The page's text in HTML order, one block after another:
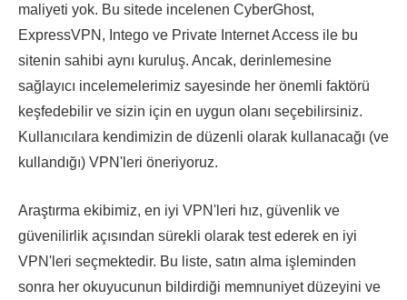
maliyeti yok. Bu sitede incelenen CyberGhost,
ExpressVPN, Intego ve Private Internet Access ile bu
sitenin sahibi aynı kuruluş. Ancak, derinlemesine
sağlayıcı incelemelerimiz sayesinde her önemli faktörü
keşfedebilir ve sizin için en uygun olanı seçebilirsiniz.
Kullanıcılara kendimizin de düzenli olarak kullanacağı (ve
kullandığı) VPN'leri öneriyoruz.
Araştırma ekibimiz, en iyi VPN'leri hız, güvenlik ve
güvenilirlik açısından sürekli olarak test ederek en iyi
VPN'leri seçmektedir. Bu liste, satın alma işleminden
sonra her okuyucunun bildirdiği memnuniyet düzeyini ve